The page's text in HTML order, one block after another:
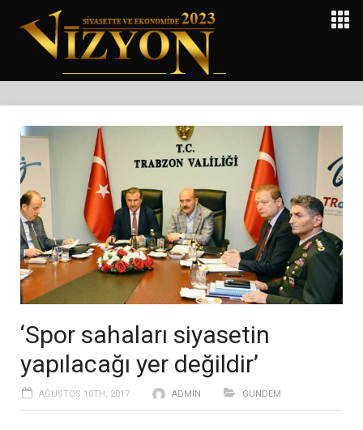
‘Spor sahaları siyasetin
yapılacağı yer değildir’
AĞUSTOS 10TH, 2017 ADMIN GÜNDEM